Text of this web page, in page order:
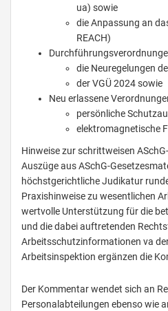
ua) sowie
die Anpassung an
REACH)
die Neuregelungen
der VGÜ 2024 sowie
Neu erlassene
persönliche
elektromagnetische
Hinweise zur schrittweisen
Auszüge aus ASchG-
höchstgerichtliche Judikatur
Praxishinweise zu wesentlichen
wertvolle Unterstützung für die
und die dabei auftretenden
Arbeitsschutzinformationen va
Arbeitsinspektion ergänzen die
Der Kommentar wendet sich an
Personalabteilungen ebenso wie